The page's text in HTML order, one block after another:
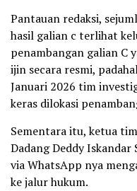
Pantauan redaksi,
hasil galian c terlihat
penambangan galian C
ijin secara resmi,
Januari 2026 tim
keras dilokasi
Sementara itu, ketua
Dadang Deddy
via WhatsApp nya
ke jalur hukum.